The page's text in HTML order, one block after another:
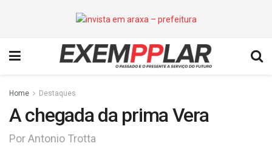
Home Destaques
A chegada da prima Vera
Por Antonio Trotta